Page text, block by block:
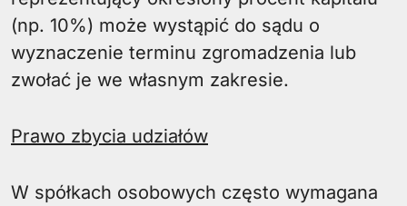
(np. 10%) może wystąpić do sądu o
wyznaczenie terminu zgromadzenia lub
zwołać je we własnym zakresie.
Prawo zbycia udziałów
W spółkach osobowych często wymagana